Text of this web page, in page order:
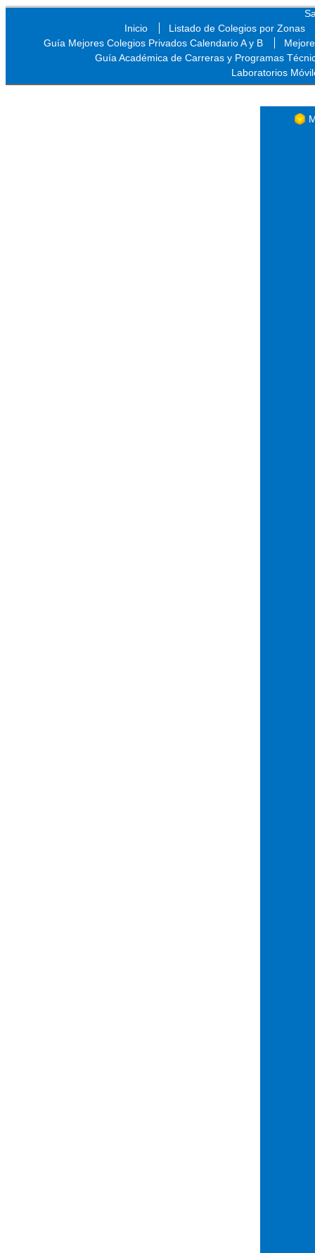
Inicio
Listado de Colegios por Zonas
Guía Mejores Colegios Privados Calendario A y B
Guía Académica de Carreras y Programas
Laboratorios